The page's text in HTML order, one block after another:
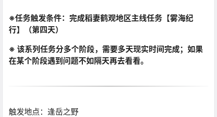
※任务触发条件：完成稻妻鹤观地区主线任务【雾海纪
行】（第四天）
※ 该系列任务分多个阶段，需要多天现实时间完成；如果
在某个阶段遇到问题不如隔天再去看看。
触发地点：逢岳之野